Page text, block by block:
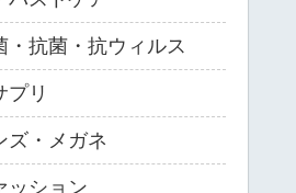
・抗菌・抗ウィルス
プリ
ズ・メガネ
ッション